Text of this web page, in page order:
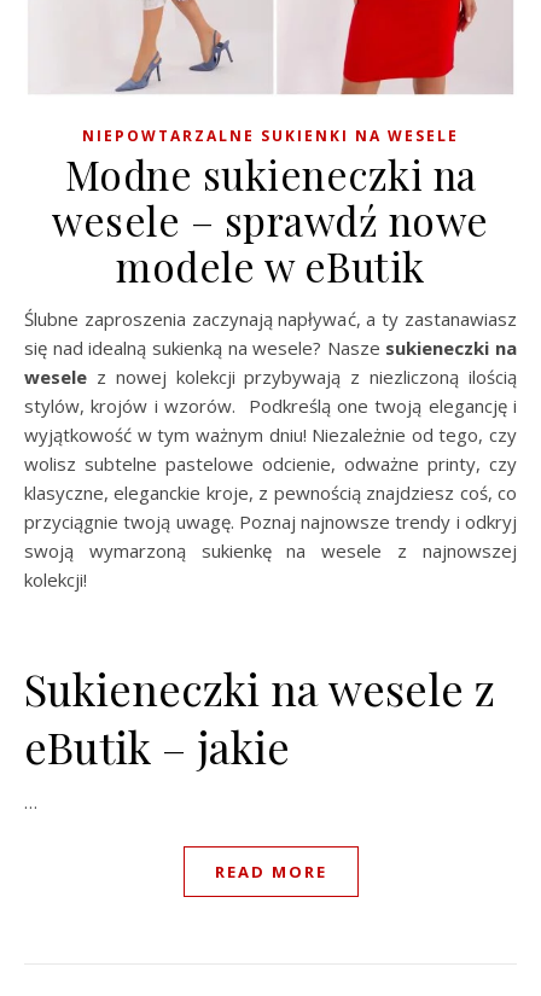
NIEPOWTARZALNE SUKIENKI NA WESELE
Modne sukieneczki na
wesele – sprawdź nowe
modele w eButik
Ślubne zaproszenia zaczynają napływać, a ty zastanawiasz
się nad idealną sukienką na wesele? Nasze sukieneczki na
wesele z nowej kolekcji przybywają z niezliczoną ilością
stylów, krojów i wzorów. Podkreślą one twoją elegancję i
wyjątkowość w tym ważnym dniu! Niezależnie od tego, czy
wolisz subtelne pastelowe odcienie, odważne printy, czy
klasyczne, eleganckie kroje, z pewnością znajdziesz coś, co
przyciągnie twoją uwagę. Poznaj najnowsze trendy i odkryj
swoją wymarzoną sukienkę na wesele z najnowszej
kolekcji!
Sukieneczki na wesele z
eButik – jakie
…
READ MORE